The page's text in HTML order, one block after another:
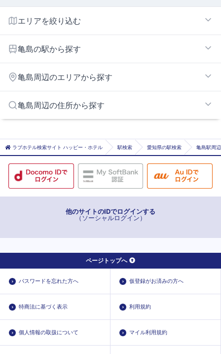
エリアを絞り込む
亀島の駅から探す
亀島
国際センター
中村公園
名古屋
名鉄名古屋
亀島周辺のエリアから探す
金山エリア
亀島周辺の住所から探す
名古屋市名古屋市中区
名古屋市名古屋市中川区
清須市
海部郡大治町
ラブホテル検索サイト ハッピー・ホテル 駅検索 愛知県の駅検索 亀島駅周
他のサイトのIDでログインする
（ソーシャルログイン）
ページトップへ
パスワードを忘れた方へ 仮登録がお済みの方へ
特商法に基づく表示 利用規約
個人情報の取扱について マイル利用規約